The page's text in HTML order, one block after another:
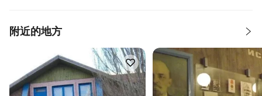
附近的地方